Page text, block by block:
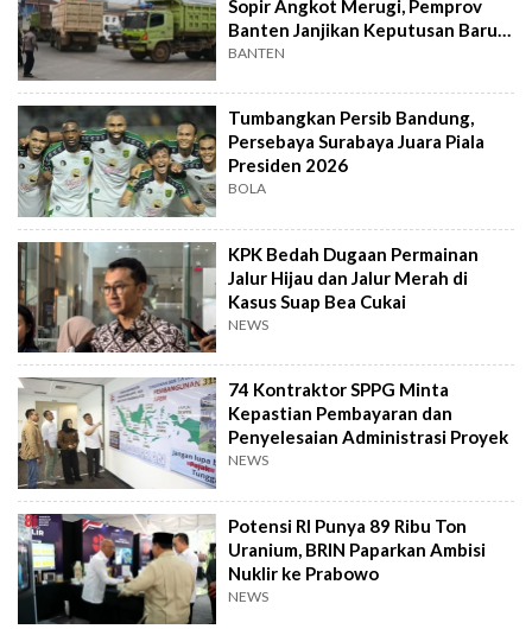
Sopir Angkot Merugi, Pemprov
Banten Janjikan Keputusan Baru 4
Hari Lagi
BANTEN
Tumbangkan Persib Bandung,
Persebaya Surabaya Juara Piala
Presiden 2026
BOLA
KPK Bedah Dugaan Permainan
Jalur Hijau dan Jalur Merah di
Kasus Suap Bea Cukai
NEWS
74 Kontraktor SPPG Minta
Kepastian Pembayaran dan
Penyelesaian Administrasi Proyek
NEWS
Potensi RI Punya 89 Ribu Ton
Uranium, BRIN Paparkan Ambisi
Nuklir ke Prabowo
NEWS